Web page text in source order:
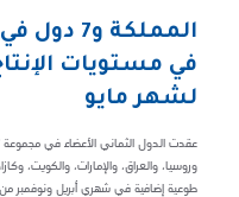
المملكة
لشهر مايو
عقدت الدول الثماني الأعضاء في مجموعة
وروسيا، والعراق، والإمارات، والكويت،
طوعية إضافية في شهري أبريل ونوفمبر من عام